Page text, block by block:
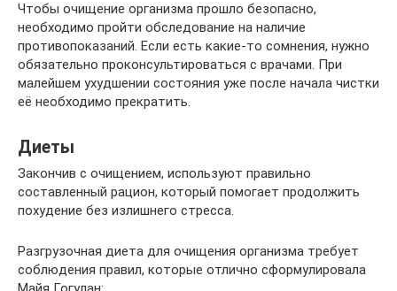
Чтобы очищение организма прошло безопасно,
необходимо пройти обследование на наличие
противопоказаний. Если есть какие-то сомнения, нужно
обязательно проконсультироваться с врачами. При
малейшем ухудшении состояния уже после начала чистки
её необходимо прекратить.
Диеты
Закончив с очищением, используют правильно
составленный рацион, который помогает продолжить
похудение без излишнего стресса.
Разгрузочная диета для очищения организма требует
соблюдения правил, которые отлично сформулировала